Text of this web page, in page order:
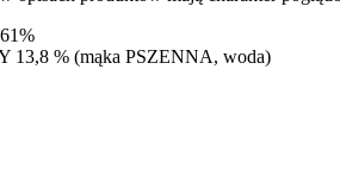
13,8 % (mąka PSZENNA, woda)